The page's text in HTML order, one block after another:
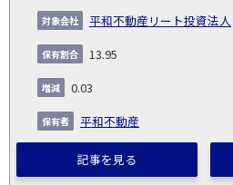
平和不動産リート投資法人
13.95
0.03
平和不動産
記事を見る